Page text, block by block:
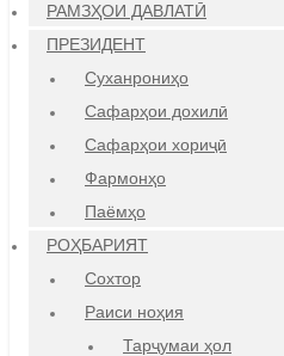
РАМЗҲОИ ДАВЛАТӢ
ПРЕЗИДЕНТ
Суханрониҳо
Сафарҳои дохилӣ
Сафарҳои хориҷӣ
Фармонҳо
Паёмҳо
РОҲБАРИЯТ
Сохтор
Раиси ноҳия
Тарҷумаи ҳол